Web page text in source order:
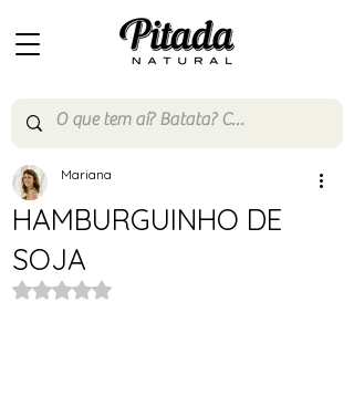
HAMBURGUINHO DE
SOJA
Mariana
Avaliado com NaN de 5 estrelas.